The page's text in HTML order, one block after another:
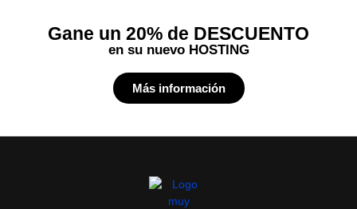
Gane un 20% de DESCUENTO
en su nuevo HOSTING
Más información